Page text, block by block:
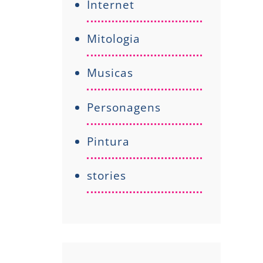
Internet
Mitologia
Musicas
Personagens
Pintura
stories